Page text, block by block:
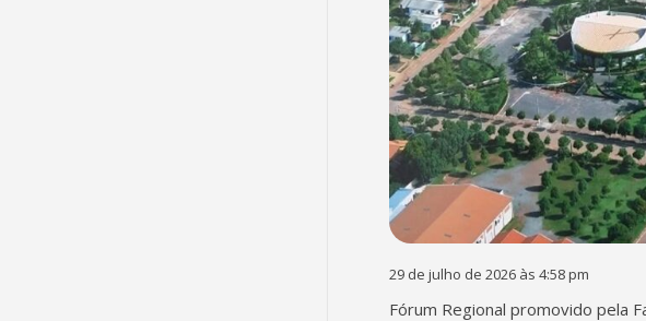
29 de julho de 2026 às 4:58 pm
Fórum Regional promovido pela